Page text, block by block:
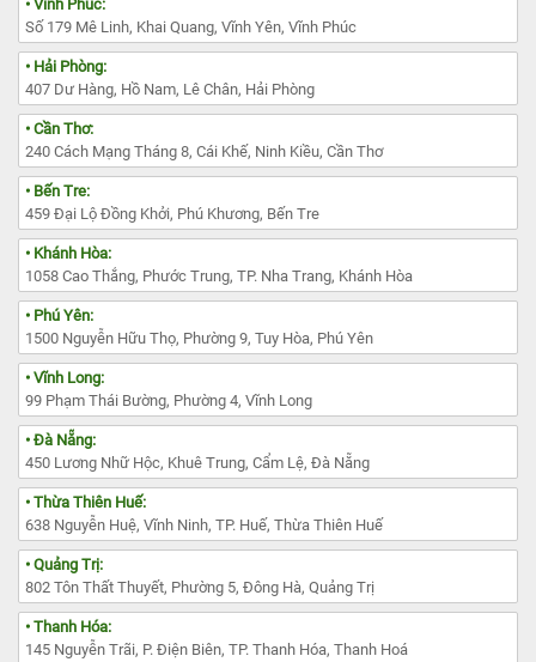
• Vĩnh Phúc:
Số 179 Mê Linh, Khai Quang, Vĩnh Yên, Vĩnh Phúc
• Hải Phòng:
407 Dư Hàng, Hồ Nam, Lê Chân, Hải Phòng
• Cần Thơ:
240 Cách Mạng Tháng 8, Cái Khế, Ninh Kiều, Cần Thơ
• Bến Tre:
459 Đại Lộ Đồng Khởi, Phú Khương, Bến Tre
• Khánh Hòa:
1058 Cao Thắng, Phước Trung, TP. Nha Trang, Khánh Hòa
• Phú Yên:
1500 Nguyễn Hữu Thọ, Phường 9, Tuy Hòa, Phú Yên
• Vĩnh Long:
99 Phạm Thái Bường, Phường 4, Vĩnh Long
• Đà Nẵng:
450 Lương Nhữ Hộc, Khuê Trung, Cẩm Lệ, Đà Nẵng
• Thừa Thiên Huế:
638 Nguyễn Huệ, Vĩnh Ninh, TP. Huế, Thừa Thiên Huế
• Quảng Trị:
802 Tôn Thất Thuyết, Phường 5, Đông Hà, Quảng Trị
• Thanh Hóa:
145 Nguyễn Trãi, P. Điện Biên, TP. Thanh Hóa, Thanh Hoá